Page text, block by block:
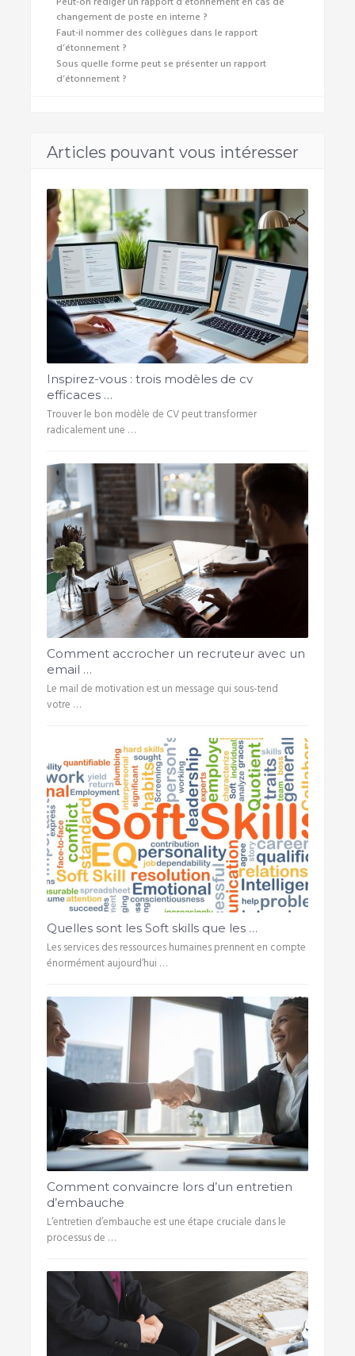
changement de poste en interne ?
Faut-il nommer des collègues dans le rapport
d’étonnement ?
Sous quelle forme peut se présenter un rapport
d’étonnement ?
Articles pouvant vous intéresser
Inspirez-vous : trois modèles de cv
efficaces …
Trouver le bon modèle de CV peut transformer
radicalement une …
Comment accrocher un recruteur avec un
email …
Le mail de motivation est un message qui sous-tend
votre …
Quelles sont les Soft skills que les …
Les services des ressources humaines prennent en compte
énormément aujourd’hui …
Comment convaincre lors d’un entretien
d’embauche
L’entretien d’embauche est une étape cruciale dans le
processus de …